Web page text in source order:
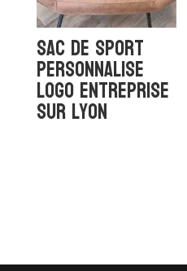
Sac de sport
personnalise
logo entreprise
sur Lyon